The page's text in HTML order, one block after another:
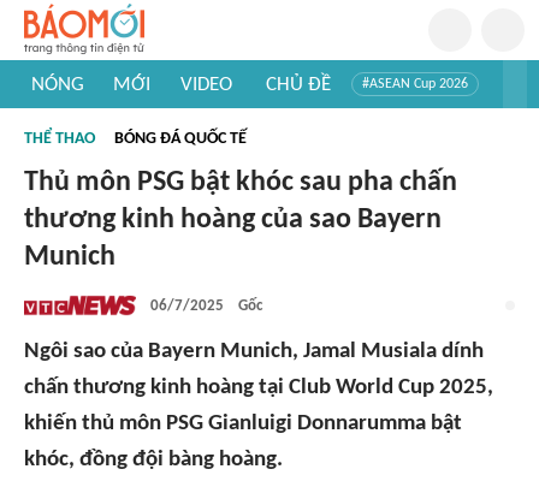
NÓNG MỚI VIDEO CHỦ ĐỀ #ASEAN Cup 2026
#Khám phá Việt Nam
#Khám phá thế giới
THỂ THAO BÓNG ĐÁ QUỐC TẾ
Thủ môn PSG bật khóc sau pha chấn
thương kinh hoàng của sao Bayern
Munich
06/7/2025 Gốc
Ngôi sao của Bayern Munich, Jamal Musiala dính
chấn thương kinh hoàng tại Club World Cup 2025,
khiến thủ môn PSG Gianluigi Donnarumma bật
khóc, đồng đội bàng hoàng.